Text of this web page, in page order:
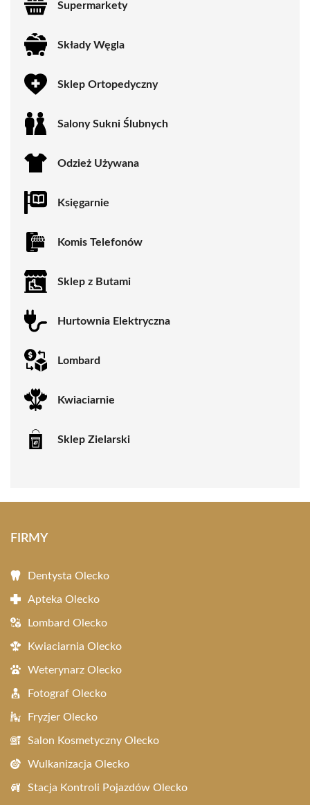
Supermarkety
Składy Węgla
Sklep Ortopedyczny
Salony Sukni Ślubnych
Odzież Używana
Księgarnie
Komis Telefonów
Sklep z Butami
Hurtownia Elektryczna
Lombard
Kwiaciarnie
Sklep Zielarski
FIRMY
Dentysta Olecko
Apteka Olecko
Lombard Olecko
Kwiaciarnia Olecko
Weterynarz Olecko
Fotograf Olecko
Fryzjer Olecko
Salon Kosmetyczny Olecko
Wulkanizacja Olecko
Stacja Kontroli Pojazdów Olecko